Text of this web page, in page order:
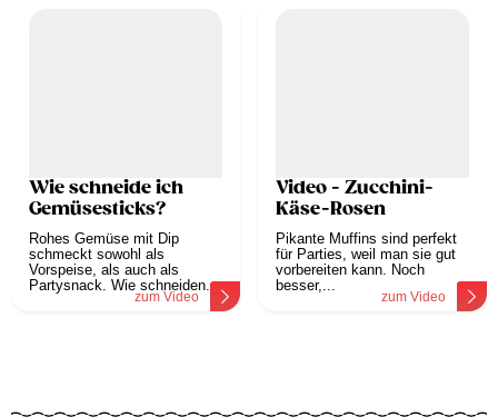
Wie schneide ich
Gemüsesticks?
Rohes Gemüse mit Dip
schmeckt sowohl als
Vorspeise, als auch als
Partysnack. Wie schneiden...
zum Video
Video - Zucchini-
Käse-Rosen
Pikante Muffins sind perfekt
für Parties, weil man sie gut
vorbereiten kann. Noch
besser,...
zum Video